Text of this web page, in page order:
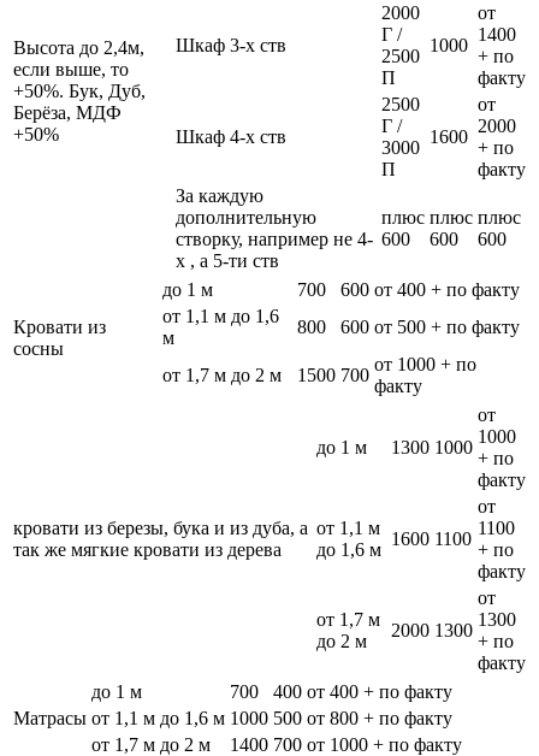
Высота до 2,4м,
если выше, то
+50%. Бук, Дуб,
Берёза, МДФ
+50%
Шкаф 3-х ств
2000
Г /
2500
П
1000
от
1400
+ по
факту
Шкаф 4-х ств
2500
Г /
3000
П
1600
от
2000
+ по
факту
За каждую
дополнительную
створку, например не 4-
х , а 5-ти ств
плюс
600
плюс
600
плюс
600
Кровати из
сосны
до 1 м 700 600 от 400 + по факту
от 1,1 м до 1,6
м
800 600 от 500 + по факту
от 1,7 м до 2 м 1500 700
от 1000 + по
факту
кровати из березы, бука и из дуба, а
так же мягкие кровати из дерева
до 1 м 1300 1000
от
1000
+ по
факту
от 1,1 м
до 1,6 м
1600 1100
от
1100
+ по
факту
от 1,7 м
до 2 м
2000 1300
от
1300
+ по
факту
Матрасы
до 1 м 700 400 от 400 + по факту
от 1,1 м до 1,6 м 1000 500 от 800 + по факту
от 1,7 м до 2 м
1400 700 от 1000 + по факту